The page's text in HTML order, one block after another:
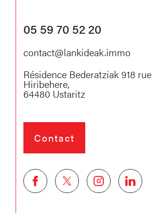
05 59 70 52 20
contact@lankideak.immo
Résidence Bederatziak 918 rue
Hiribehere,
64480 Ustaritz
Contact